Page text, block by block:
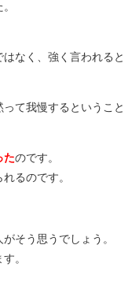
なく、強く言われると
て我慢するということ
たのです。
るのです。
そう思うでしょう。
。